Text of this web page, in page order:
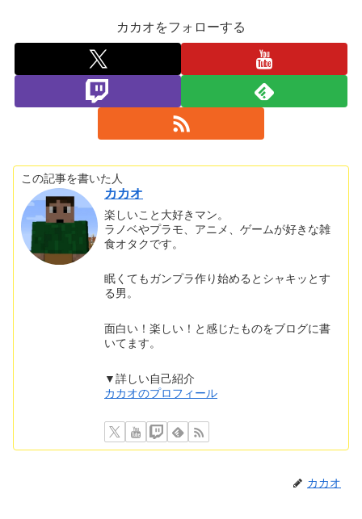
カカオをフォローする
この記事を書いた人
カカオ
楽しいこと大好きマン。
ラノベやプラモ、アニメ、ゲームが好きな雑
食オタクです。
眠くてもガンプラ作り始めるとシャキッとす
る男。
面白い！楽しい！と感じたものをブログに書
いてます。
▼詳しい自己紹介
カカオのプロフィール
カカオ